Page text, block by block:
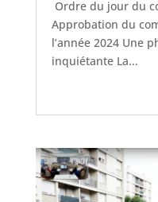
Ordre du jour du
Approbation du
l’année 2024 Une
inquiétante La...